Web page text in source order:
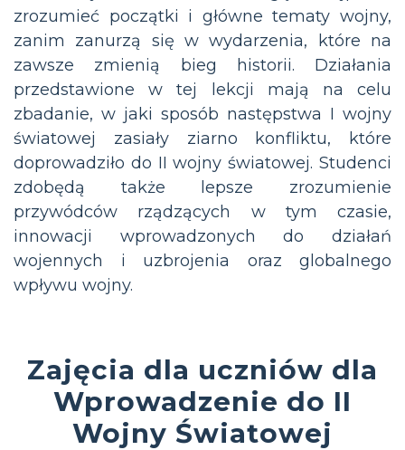
zrozumieć początki i główne tematy wojny,
zanim zanurzą się w wydarzenia, które na
zawsze zmienią bieg historii. Działania
przedstawione w tej lekcji mają na celu
zbadanie, w jaki sposób następstwa I wojny
światowej zasiały ziarno konfliktu, które
doprowadziło do II wojny światowej. Studenci
zdobędą także lepsze zrozumienie
przywódców rządzących w tym czasie,
innowacji wprowadzonych do działań
wojennych i uzbrojenia oraz globalnego
wpływu wojny.
Zajęcia dla uczniów dla
Wprowadzenie do II
Wojny Światowej